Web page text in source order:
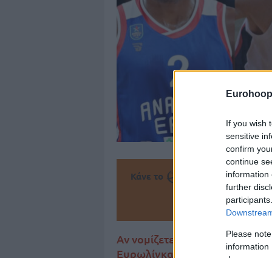
If you wish
sensitive
confirm
continue
information
further
Please
information
Κάνε το την
Αν νομίζετε πως δεν υπάρχουν
Ευρωλίγκας, κάνετε λάθος!